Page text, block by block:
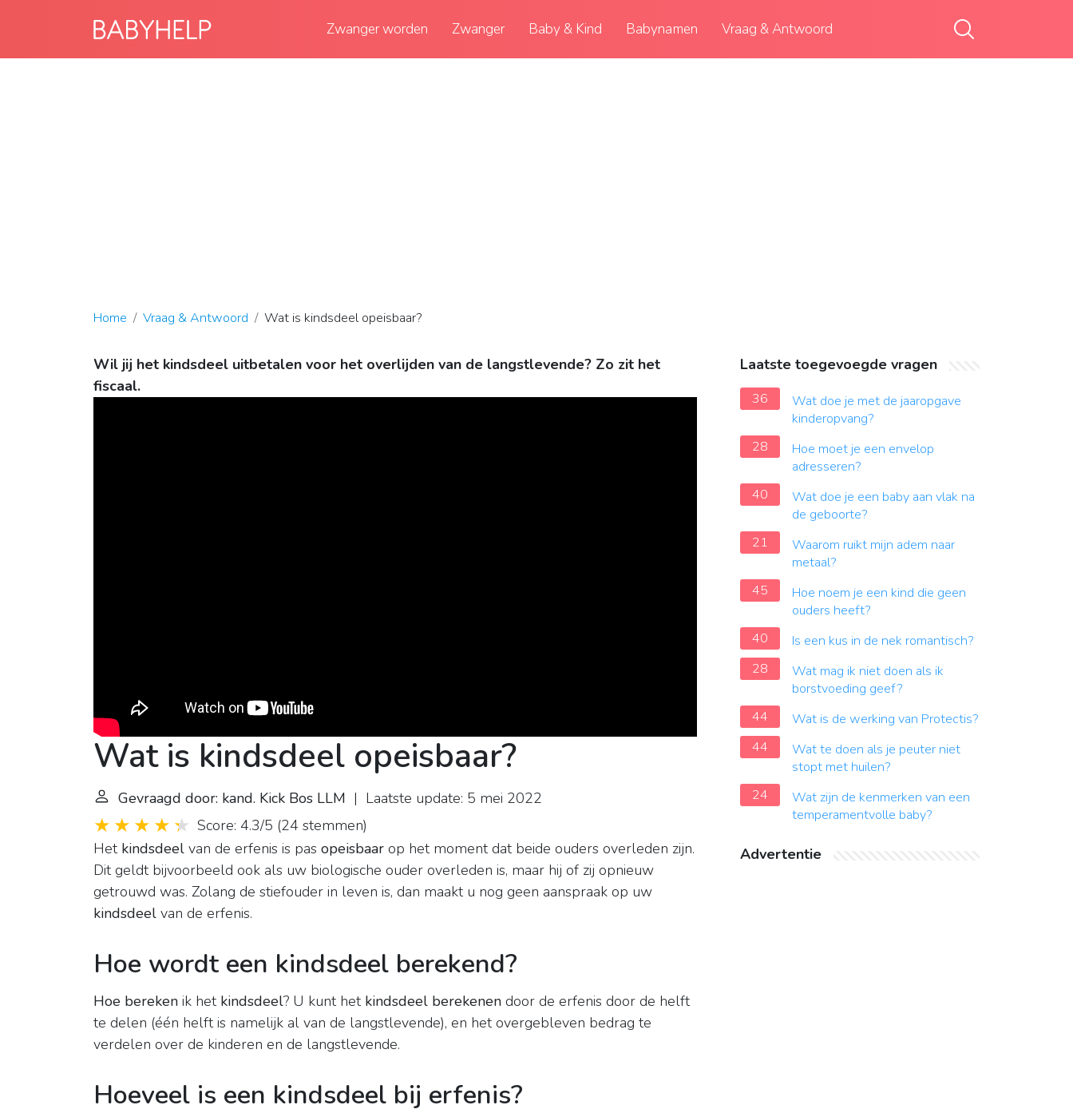
Zwanger worden Zwanger Baby & Kind Babynamen Vraag & Antwoord
Home Vraag & Antwoord Wat is kindsdeel opeisbaar?
Wil jij het kindsdeel uitbetalen voor het overlijden van de langstlevende? Zo zit het
fiscaal.
Wat is kindsdeel opeisbaar?
Gevraagd door: kand. Kick Bos LLM | Laatste update: 5 mei 2022
Score: 4.3/5 (24 stemmen)
Het kindsdeel van de erfenis is pas opeisbaar op het moment dat beide ouders overleden zijn.
Dit geldt bijvoorbeeld ook als uw biologische ouder overleden is, maar hij of zij opnieuw
getrouwd was. Zolang de stiefouder in leven is, dan maakt u nog geen aanspraak op uw
kindsdeel van de erfenis.
Hoe wordt een kindsdeel berekend?
Hoe bereken ik het kindsdeel? U kunt het kindsdeel berekenen door de erfenis door de helft
te delen (één helft is namelijk al van de langstlevende), en het overgebleven bedrag te
verdelen over de kinderen en de langstlevende.
Hoeveel is een kindsdeel bij erfenis?
Laatste toegevoegde vragen
36
Wat doe je met de jaaropgave
kinderopvang?
28
Hoe moet je een envelop
adresseren?
40
Wat doe je een baby aan vlak na
de geboorte?
21
Waarom ruikt mijn adem naar
metaal?
45
Hoe noem je een kind die geen
ouders heeft?
40
Is een kus in de nek romantisch?
28
Wat mag ik niet doen als ik
borstvoeding geef?
44
Wat is de werking van Protectis?
44
Wat te doen als je peuter niet
stopt met huilen?
24
Wat zijn de kenmerken van een
temperamentvolle baby?
Advertentie